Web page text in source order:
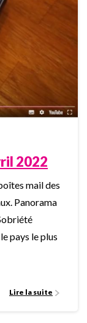
2022
mail des
Panorama
pays le plus
Lire la suite